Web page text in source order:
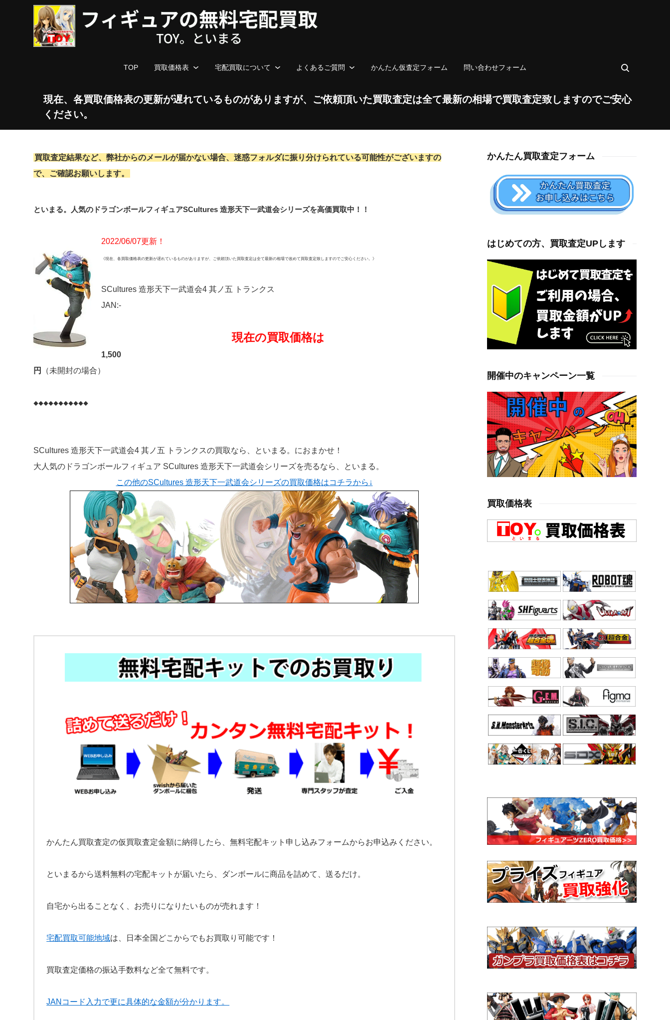
TOP 買取価格表 宅配買取について よくあるご質問 かんたん仮査定フォーム 問い合わせフォーム
現在、各買取価格表の更新が遅れているものがありますが、ご依頼頂いた買取査定は全て最新の相場で買取査定致しますのでご安心
ください。
買取査定結果など、弊社からのメールが届かない場合、迷惑フォルダに振り分けられている可能性がございますの
で、ご確認お願いします。
といまる。人気のドラゴンボールフィギュアSCultures 造形天下一武道会シリーズを高価買取中！！
2022/06/07更新！
《現在、各買取価格表の更新が遅れているものがありますが、ご依頼頂いた買取査定は全て最新の相場で改めて買取査定致しますのでご安心ください。》
SCultures 造形天下一武道会4 其ノ五 トランクス
JAN:-
現在の買取価格は
1,500
円
（未開封の場合）
◆◆◆◆◆◆◆◆◆◆◆
SCultures 造形天下一武道会4 其ノ五 トランクスの買取なら、といまる。におまかせ！
大人気のドラゴンボールフィギュア SCultures 造形天下一武道会シリーズを売るなら、といまる。
この他のSCultures 造形天下一武道会シリーズの買取価格はコチラから↓
かんたん買取査定の仮買取査定金額に納得したら、無料宅配キット申し込みフォームからお申込みください。
といまるから送料無料の宅配キットが届いたら、ダンボールに商品を詰めて、送るだけ。
自宅から出ることなく、お売りになりたいものが売れます！
宅配買取可能地域は、日本全国どこからでもお買取り可能です！
買取査定価格の振込手数料など全て無料です。
JANコード入力で更に具体的な金額が分かります。
かんたん買取査定フォーム
はじめての方、買取査定UPします
開催中のキャンペーン一覧
買取価格表